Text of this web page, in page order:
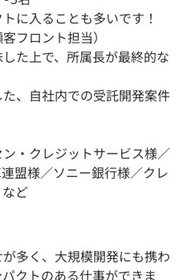
に入ることも多いです！
フロント担当）
た上で、所属長が最終的な
、自社内での受託開発案件
・クレジットサービス様／
盟様／ソニー銀行様／クレ
ど
多く、大規模開発にも携わ
クトのある仕事ができま